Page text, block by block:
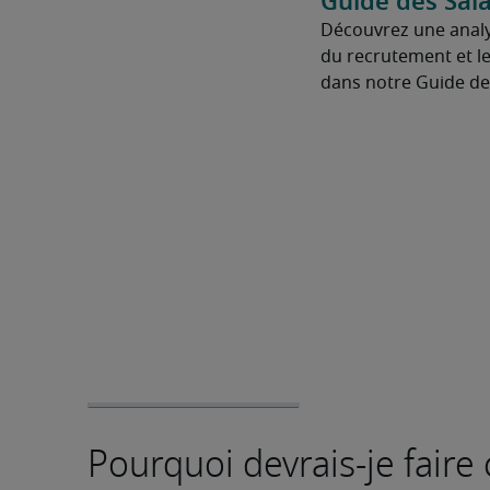
Découvrez une
du recrutement et
dans notre Guide